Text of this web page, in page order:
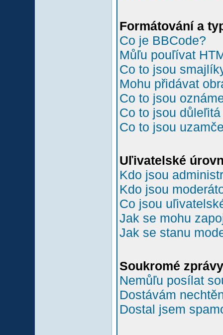
Formátování a
Co je BBCode?
Můľu pouľívat
Co to jsou
Mohu přidávat
Co to jsou
Co to jsou
Co to jsou
Uľivatelské
Kdo jsou
Kdo jsou
Co jsou
Jak se mohu
Jak se stanu
Soukromé zprávy
Nemůľu posílat
Dostávám
Dostal jsem